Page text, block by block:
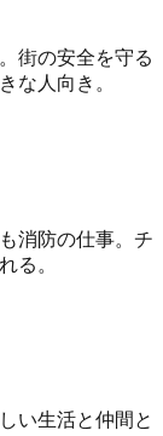
街の安全を守る
な人向き。
消防の仕事。チ
る。
い生活と仲間と